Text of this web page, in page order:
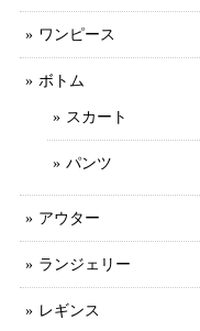
ワンピース
ボトム
スカート
パンツ
アウター
ランジェリー
レギンス